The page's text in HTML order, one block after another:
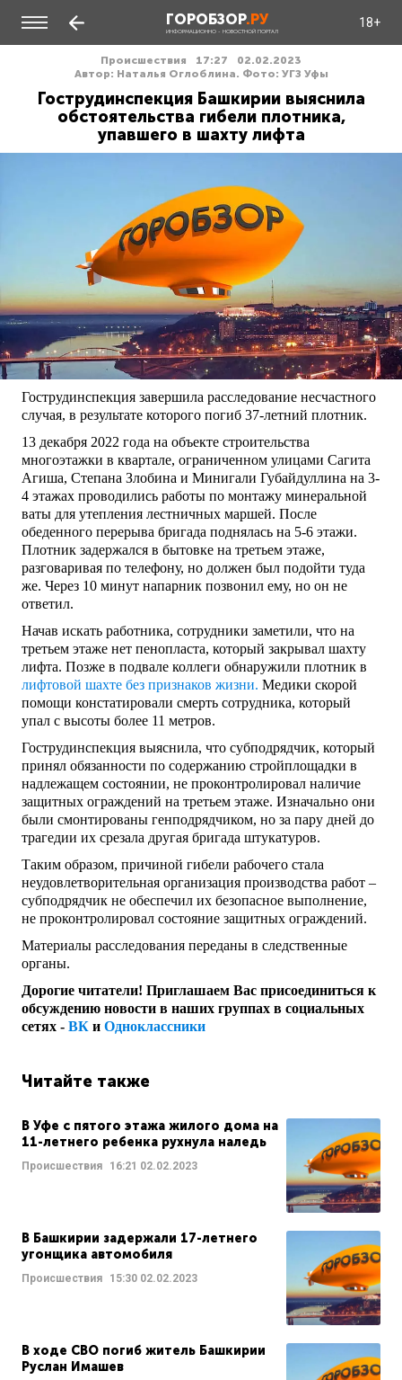
ГОРОБЗОР.РУ
ИНФОРМАЦИОННО - НОВОСТНОЙ ПОРТАЛ
18+
Происшествия 17:27
02.02.2023
Автор: Наталья Оглоблина. Фото: УГЗ Уфы
Гострудинспекция Башкирии выяснила
обстоятельства гибели плотника,
упавшего в шахту лифта
Гострудинспекция завершила расследование несчастного
случая, в результате которого погиб 37-летний плотник.
13 декабря 2022 года на объекте строительства
многоэтажки в квартале, ограниченном улицами Сагита
Агиша, Степана Злобина и Минигали Губайдуллина на 3-
4 этажах проводились работы по монтажу минеральной
ваты для утепления лестничных маршей. После
обеденного перерыва бригада поднялась на 5-6 этажи.
Плотник задержался в бытовке на третьем этаже,
разговаривая по телефону, но должен был подойти туда
же. Через 10 минут напарник позвонил ему, но он не
ответил.
Начав искать работника, сотрудники заметили, что на
третьем этаже нет пенопласта, который закрывал шахту
лифта. Позже в подвале коллеги обнаружили плотник в
лифтовой шахте без признаков жизни. Медики скорой
помощи констатировали смерть сотрудника, который
упал с высоты более 11 метров.
Гострудинспекция выяснила, что субподрядчик, который
принял обязанности по содержанию стройплощадки в
надлежащем состоянии, не проконтролировал наличие
защитных ограждений на третьем этаже. Изначально они
были смонтированы генподрядчиком, но за пару дней до
трагедии их срезала другая бригада штукатуров.
Таким образом, причиной гибели рабочего стала
неудовлетворительная организация производства работ –
субподрядчик не обеспечил их безопасное выполнение,
не проконтролировал состояние защитных ограждений.
Материалы расследования переданы в следственные
органы.
Дорогие читатели! Приглашаем Вас присоединиться к
обсуждению новости в наших группах в социальных
сетях - ВК и Одноклассники
Читайте также
В Уфе с пятого этажа жилого дома на
11-летнего ребенка рухнула наледь
Происшествия 16:21 02.02.2023
В Башкирии задержали 17-летнего
угонщика автомобиля
Происшествия 15:30 02.02.2023
В ходе СВО погиб житель Башкирии
Руслан Имашев